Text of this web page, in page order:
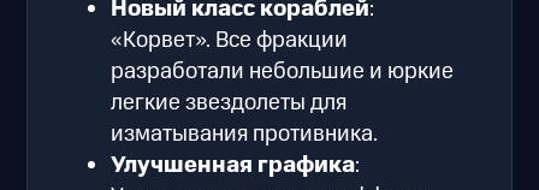
Новый класс кораблей:
«Корвет». Все фракции
разработали небольшие и юркие
легкие звездолеты для
изматывания противника.
Улучшенная графика: